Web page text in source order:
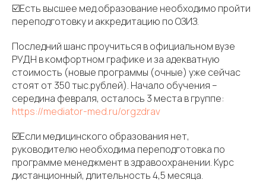
☑️Есть высшее мед.образование необходимо пройти
переподготовку и аккредитацию по ОЗИЗ.
Последний шанс проучиться в официальном вузе
РУДН в комфортном графике и за адекватную
стоимость (новые программы (очные) уже сейчас
стоят от 350 тыс.рублей). Начало обучения –
середина февраля, осталось 3 места в группе:
https://mediator-med.ru/orgzdrav
☑️Если медицинского образования нет,
руководителю необходима переподготовка по
программе менеджмент в здравоохранении. Курс
дистанционный, длительность 4,5 месяца.